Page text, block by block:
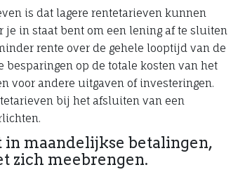
is dat lagere rentetarieven kunnen
je in staat bent om een lening af te sluiten
rente over de gehele looptijd van de
op de totale kosten van het
voor andere uitgaven of investeringen.
bij het afsluiten van een
maandelijkse betalingen,
zich meebrengen.